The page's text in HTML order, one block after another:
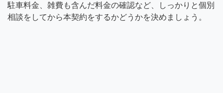
駐車料金、雑費も含んだ料金の確認など、しっかりと個別
相談をしてから本契約をするかどうかを決めましょう。